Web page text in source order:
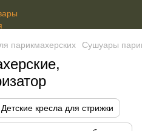
парикмахерских Сушуары
Детские кресла для стрижки